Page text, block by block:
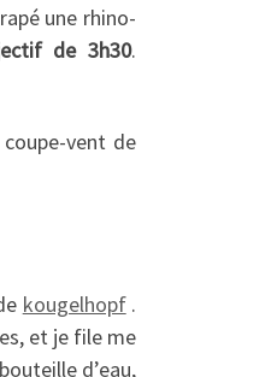
une rhino-
de 3h30.
vent de
kougelhopf.
et je file me
d’eau,